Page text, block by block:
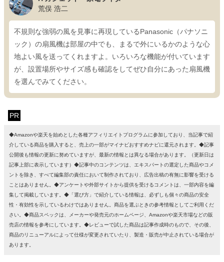
荒俣 浩二
不規則な強弱の風を見事に再現しているPanasonic（パナソニ
ック）の扇風機は部屋の中でも、まるで外にいるかのような心
地よい風を送ってくれますよ。いろいろな機能が付いています
が、設置場所やサイズ感も確認をしてぜひ自分にあった扇風機
を選んでみてください。
PR
◆Amazonや楽天を始めとした各種アフィリエイトプログラムに参加しており、当記事で紹
介している商品を購入すると、売上の一部がマイナビおすすめナビに還元されます。◆記事
公開後も情報の更新に努めていますが、最新の情報とは異なる場合があります。（更新日は
記事上部に表示しています）◆記事中のコンテンツは、エキスパートの選定した商品やコメ
ントを除き、すべて編集部の責任において制作されており、広告出稿の有無に影響を受ける
ことはありません。◆アンケートや外部サイトから提供を受けるコメントは、一部内容を編
集して掲載しています。◆「選び方」で紹介している情報は、必ずしも個々の商品の安全
性・有効性を示しているわけではありません。商品を選ぶときの参考情報としてご利用くだ
さい。◆商品スペックは、メーカーや発売元のホームページ、Amazonや楽天市場などの販
売店の情報を参考にしています。◆レビューで試した商品は記事作成時のもので、その後、
商品のリニューアルによって仕様が変更されていたり、製造・販売が中止されている場合が
あります。